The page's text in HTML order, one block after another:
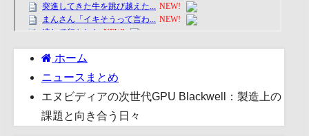
ホーム
ニュースまとめ
エヌビディアの次世代GPU Blackwell：製造上の
課題と向き合う日々